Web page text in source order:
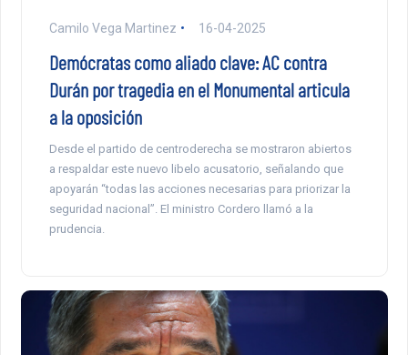
Camilo Vega Martinez 16-04-2025
Demócratas como aliado clave: AC contra
Durán por tragedia en el Monumental articula
a la oposición
Desde el partido de centroderecha se mostraron abiertos
a respaldar este nuevo libelo acusatorio, señalando que
apoyarán “todas las acciones necesarias para priorizar la
seguridad nacional”. El ministro Cordero llamó a la
prudencia.